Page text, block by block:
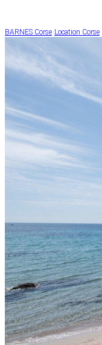
BARNES Corse Location Corse